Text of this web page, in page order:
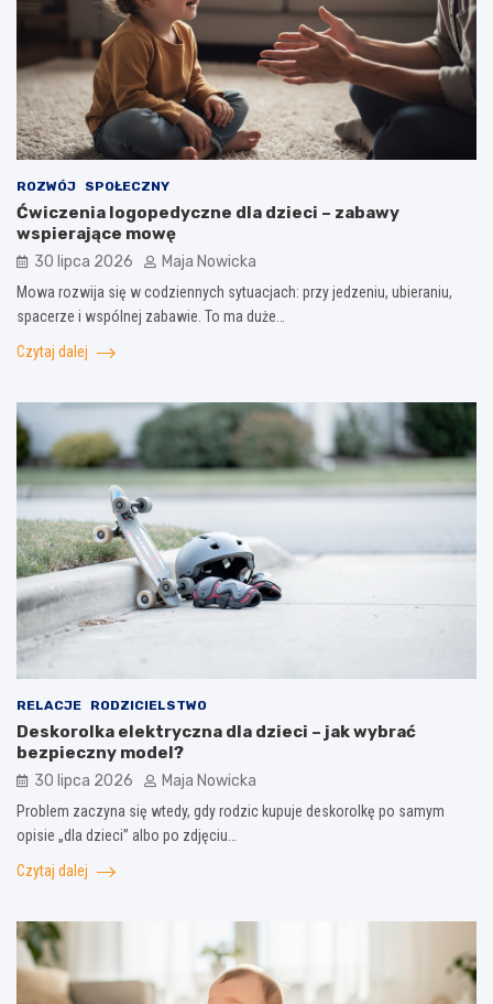
ROZWÓJ SPOŁECZNY
Ćwiczenia logopedyczne dla dzieci – zabawy
wspierające mowę
30 lipca 2026 Maja Nowicka
Mowa rozwija się w codziennych sytuacjach: przy jedzeniu, ubieraniu,
spacerze i wspólnej zabawie. To ma duże…
Czytaj dalej
RELACJE RODZICIELSTWO
Deskorolka elektryczna dla dzieci – jak wybrać
bezpieczny model?
30 lipca 2026 Maja Nowicka
Problem zaczyna się wtedy, gdy rodzic kupuje deskorolkę po samym
opisie „dla dzieci” albo po zdjęciu…
Czytaj dalej